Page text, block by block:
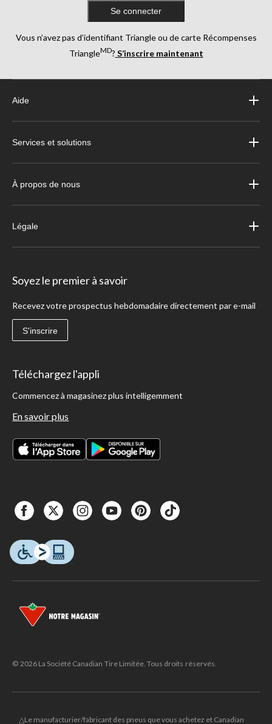
Se connecter
Vous n’avez pas d’identifiant Triangle ou de carte Récompenses
TriangleMD? S’inscrire maintenant
Aide
Services et solutions
À propos de nous
Légale
Soyez le premier à savoir
Recevez votre prospectus hebdomadaire directement par e-mail
S'inscrire
Téléchargez l'appli
Commencez à magasinez plus intelligemment
En savoir plus
© 2026 La Société Canadian Tire Limitée. Tous droits réservés.
△Le manufacturier/fabricant des pneus que vous achetez et Canadian